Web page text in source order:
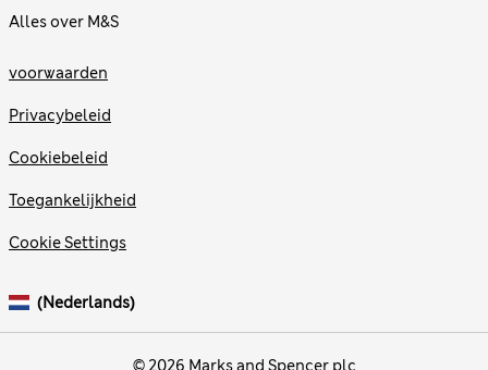
Alles over M&S
© 2026 Marks and Spencer plc
voorwaarden
Privacybeleid
Cookiebeleid
Toegankelijkheid
Cookie Settings
(Nederlands)